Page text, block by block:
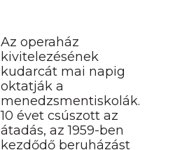
Az operaház
kivitelezésének
kudarcát mai napig
oktatják a
menedzsmentiskolák.
10 évet csúszott az
átadás, az 1959-ben
kezdődő beruházást